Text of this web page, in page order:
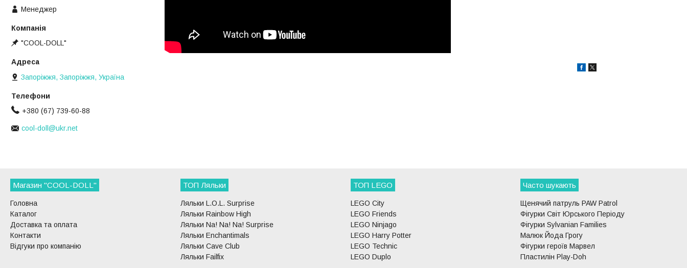
Менеджер
"COOL-DOLL"
Запоріжжя, Запоріжжя, Україна
+380 (67) 739-60-88
cool-doll@ukr.net
Магазин "COOL-DOLL"
Головна
Каталог
Доставка та оплата
Контакти
Відгуки про компанію
ТОП Ляльки
Ляльки L.O.L. Surprise
Ляльки Rainbow High
Ляльки Na! Na! Na! Surprise
Ляльки Enchantimals
Ляльки Cave Club
Ляльки Failfix
ТОП LEGO
LEGO City
LEGO Friends
LEGO Ninjago
LEGO Harry Potter
LEGO Technic
LEGO Duplo
Часто шукають
Щенячий патруль PAW Patrol
Фігурки Світ Юрського Періоду
Фігурки Sylvanian Families
Малюк Йода Грогу
Фігурки героїв Марвел
Пластилін Play-Doh